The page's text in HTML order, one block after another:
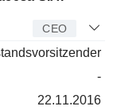
CEO
-
22.11.2016